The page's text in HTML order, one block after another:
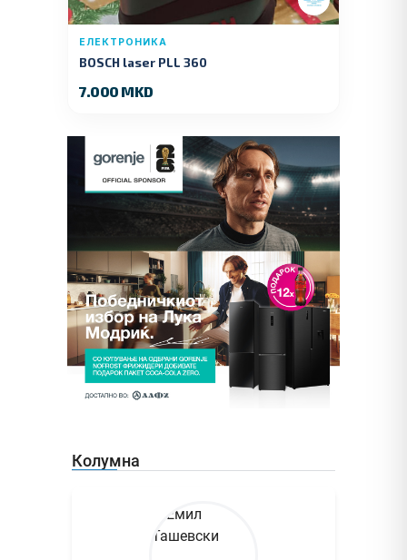
ЕЛЕКТРОНИКА
BOSCH laser PLL 360
7.000 MKD
Колумна